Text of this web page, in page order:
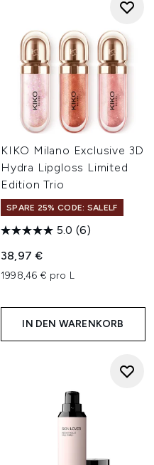
KIKO Milano Exclusive 3D
Hydra Lipgloss Limited
Edition Trio
SPARE 25% CODE: SALELF
5.0 (6)
38,97 €
1998,46 € pro L
IN DEN WARENKORB